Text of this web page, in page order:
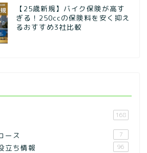
【25歳新規】バイク保険が高す
ぎる！250ccの保険料を安く抑え
るおすすめ3社比較
168
ース 7
立ち情報 96